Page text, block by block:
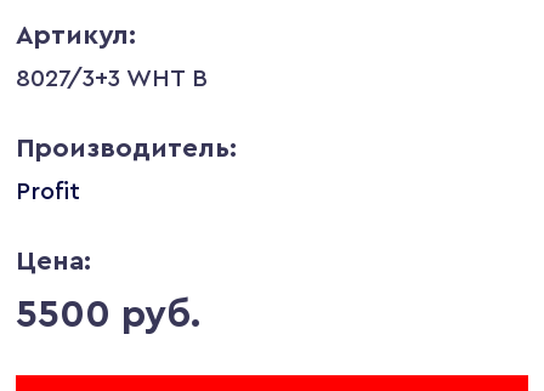
Артикул:
8027/3+3 WHT B
Производитель:
Profit
Цена:
5500 руб.